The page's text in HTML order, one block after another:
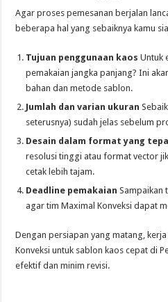
Agar proses pemesanan berjalan
beberapa hal yang sebaiknya kamu
Tujuan penggunaan kaos Untuk
pemakaian jangka panjang? Ini
bahan dan metode sablon.
Jumlah dan varian ukuran
seterusnya) sudah jelas sebelum
Desain dalam format yang
resolusi tinggi atau format vector
cetak lebih tajam.
Deadline pemakaian Sampaikan
agar tim Maximal Konveksi dapat
Dengan persiapan yang matang,
Konveksi untuk sablon kaos cepat di
efektif dan minim revisi.